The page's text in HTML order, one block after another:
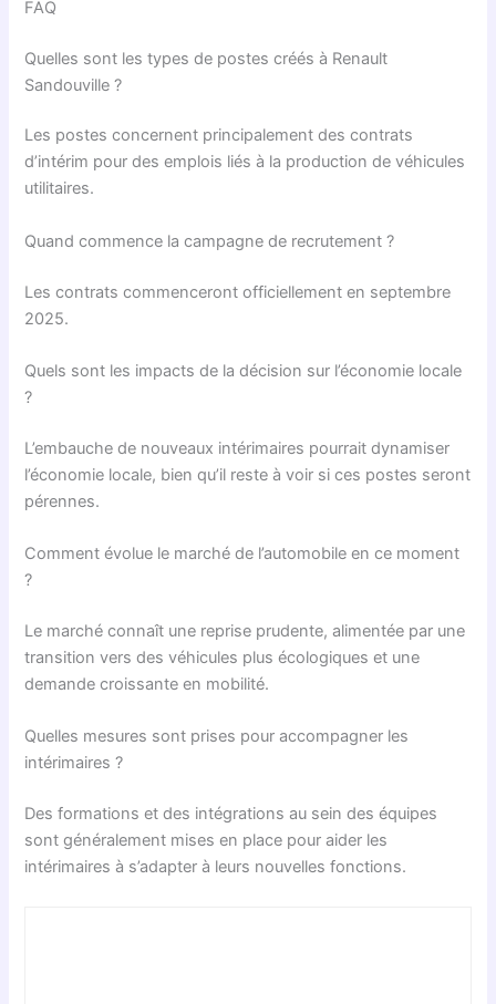
FAQ
Quelles sont les types de postes créés à Renault
Sandouville ?
Les postes concernent principalement des contrats
d’intérim pour des emplois liés à la production de véhicules
utilitaires.
Quand commence la campagne de recrutement ?
Les contrats commenceront officiellement en septembre
2025.
Quels sont les impacts de la décision sur l’économie locale
?
L’embauche de nouveaux intérimaires pourrait dynamiser
l’économie locale, bien qu’il reste à voir si ces postes seront
pérennes.
Comment évolue le marché de l’automobile en ce moment
?
Le marché connaît une reprise prudente, alimentée par une
transition vers des véhicules plus écologiques et une
demande croissante en mobilité.
Quelles mesures sont prises pour accompagner les
intérimaires ?
Des formations et des intégrations au sein des équipes
sont généralement mises en place pour aider les
intérimaires à s’adapter à leurs nouvelles fonctions.